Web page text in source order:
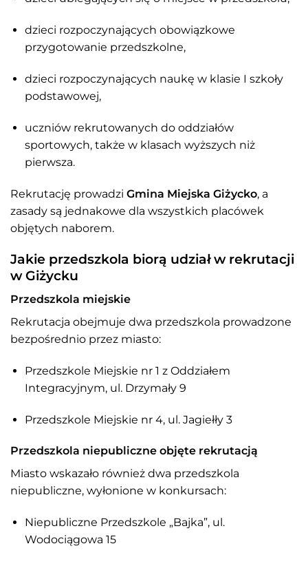
dzieci rozpoczynających obowiązkowe
przygotowanie przedszkolne,
dzieci rozpoczynających naukę w klasie I szkoły
podstawowej,
uczniów rekrutowanych do oddziałów
sportowych, także w klasach wyższych niż
pierwsza.
Rekrutację prowadzi Gmina Miejska Giżycko, a
zasady są jednakowe dla wszystkich placówek
objętych naborem.
Jakie przedszkola biorą udział w rekrutacji
w Giżycku
Przedszkola miejskie
Rekrutacja obejmuje dwa przedszkola prowadzone
bezpośrednio przez miasto:
Przedszkole Miejskie nr 1 z Oddziałem
Integracyjnym, ul. Drzymały 9
Przedszkole Miejskie nr 4, ul. Jagiełły 3
Przedszkola niepubliczne objęte rekrutacją
Miasto wskazało również dwa przedszkola
niepubliczne, wyłonione w konkursach:
Niepubliczne Przedszkole „Bajka”, ul.
Wodociągowa 15